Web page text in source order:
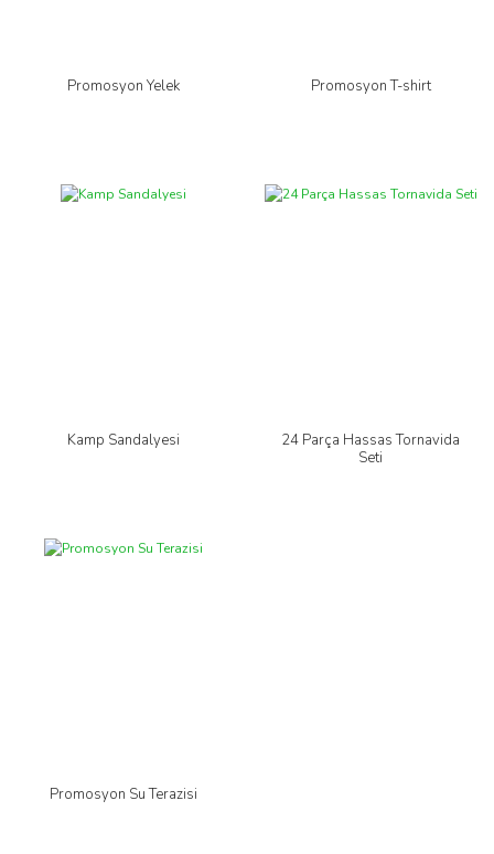
Promosyon Yelek Promosyon T-shirt
Kamp Sandalyesi
24 Parça Hassas Tornavida
Seti
Promosyon Su Terazisi